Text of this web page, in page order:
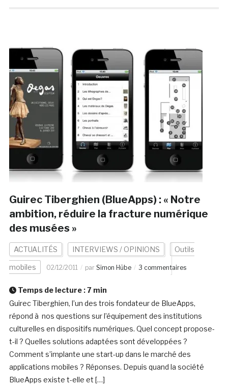
Guirec Tiberghien (BlueApps) : « Notre
ambition, réduire la fracture numérique
des musées »
ACTUALITÉS INTERVIEWS / OPINIONS Outils
mobiles 02/12/2011 par Simon Hübe 3 commentaires
Temps de lecture :7 min
Guirec Tiberghien, l’un des trois fondateur de BlueApps,
répond à nos questions sur l’équipement des institutions
culturelles en dispositifs numériques. Quel concept propose-
t-il ? Quelles solutions adaptées sont développées ?
Comment s’implante une start-up dans le marché des
applications mobiles ? Réponses. Depuis quand la société
BlueApps existe t-elle et […]